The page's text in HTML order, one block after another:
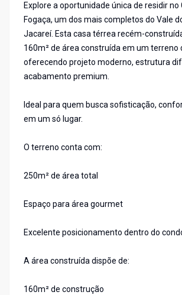
Explore a oportunidade única de residir no
Fogaça, um dos mais completos do Vale
Jacareí. Esta casa térrea recém-
160m² de área construída em um terreno
oferecendo projeto moderno, estrutura
acabamento premium.
Ideal para quem busca sofisticação,
em um só lugar.
O terreno conta com:
250m² de área total
Espaço para área gourmet
Excelente posicionamento dentro do
A área construída dispõe de:
160m² de construção